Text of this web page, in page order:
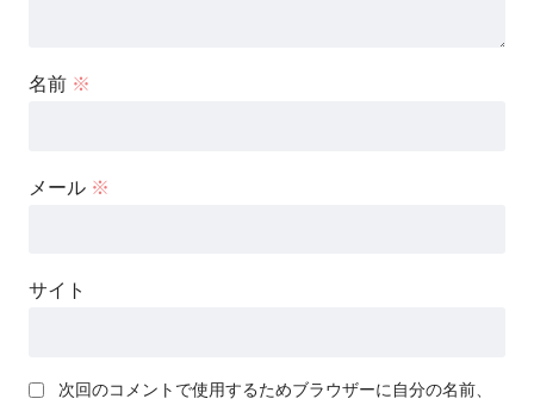
名前 ※
メール ※
サイト
次回のコメントで使用するためブラウザーに自分の名前、